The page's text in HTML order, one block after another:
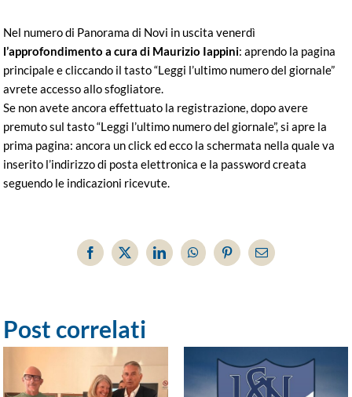
Nel numero di Panorama di Novi in uscita venerdì
l’approfondimento a cura di Maurizio Iappini: aprendo la pagina
principale e cliccando il tasto “Leggi l’ultimo numero del giornale”
avrete accesso allo sfogliatore.
Se non avete ancora effettuato la registrazione, dopo avere
premuto sul tasto “Leggi l’ultimo numero del giornale”, si apre la
prima pagina: ancora un click ed ecco la schermata nella quale va
inserito l’indirizzo di posta elettronica e la password creata
seguendo le indicazioni ricevute.
Facebook
X LinkedInWhatsAppPinterestEmail
Post correlati